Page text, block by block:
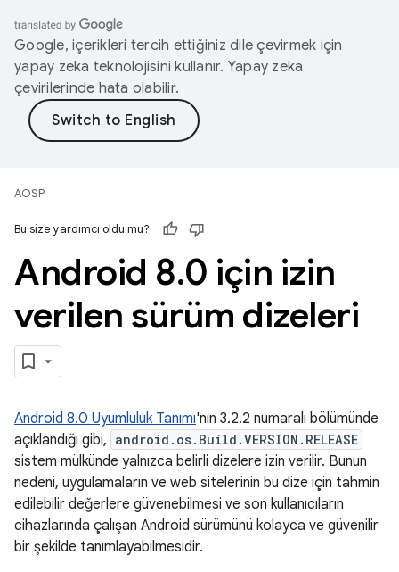
Google, içerikleri tercih ettiğiniz dile çevirmek için
yapay zeka teknolojisini kullanır. Yapay zeka
çevirilerinde hata olabilir.
AOSP
Bu size yardımcı oldu mu?
Android 8.0 için izin
verilen sürüm dizeleri
Android 8.0 Uyumluluk Tanımı'nın 3.2.2 numaralı bölümünde
açıklandığı gibi, android.os.Build.VERSION.RELEASE
sistem mülkünde yalnızca belirli dizelere izin verilir. Bunun
nedeni, uygulamaların ve web sitelerinin bu dize için tahmin
edilebilir değerlere güvenebilmesi ve son kullanıcıların
cihazlarında çalışan Android sürümünü kolayca ve güvenilir
bir şekilde tanımlayabilmesidir.